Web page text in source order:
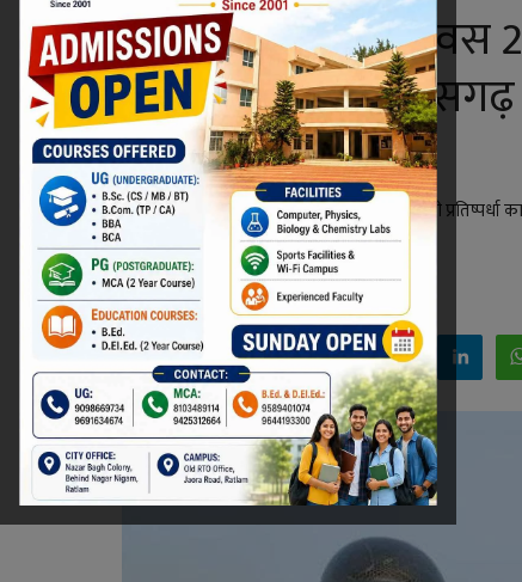
उपलब्धि : गणतंत्र दिवस
मध्य प्रदेश और
सहित 6 पदक जीते
गणतंत्र दिवस 2024 के तहत नई दिल्ली में घुड़सवारी
सहित 6 पदक हासिल हुए।
Niraj Kumar Shukla Jan 20, 2024 - 19:30
Facebook Twitter